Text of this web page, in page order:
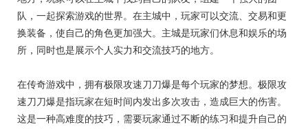
队，一起探索游戏的世界。在主城中，玩家可以交流、交易和更
换装备，使自己的角色更加强大。主城是玩家们休息和娱乐的场
所，同时也是展示个人实力和交流技巧的地方。
在传奇游戏中，拥有极限攻速刀刀爆是每个玩家的梦想。极限攻
速刀刀爆是指玩家在短时间内发出多次攻击，造成巨大的伤害。
这是一种高难度的技巧，需要玩家通过不断的练习和提升自己的